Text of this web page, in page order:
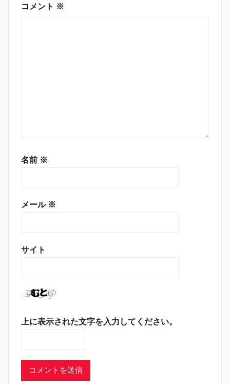
コメント ※
名前 ※
メール ※
サイト
上に表示された文字を入力してください。